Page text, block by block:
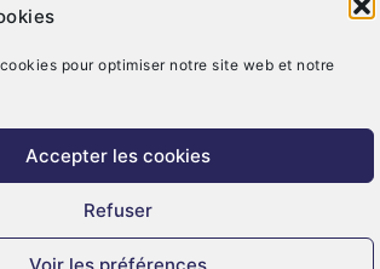
pour optimiser notre site web et notre
Accepter les cookies
Refuser
Voir les préférences